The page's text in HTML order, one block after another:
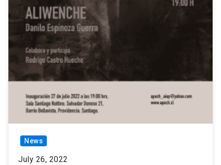
News
July 26, 2022